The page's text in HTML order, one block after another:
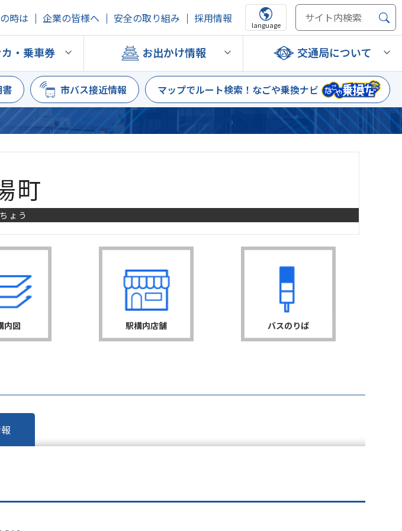
時は 企業の皆様へ 安全の取り組み 採用情報
language
・乗車券 お出かけ情報 交通局について
市バス接近情報 マップでルート検索！ なごや乗換ナビ
町
ょう
内図 駅構内店舗 バスのりば